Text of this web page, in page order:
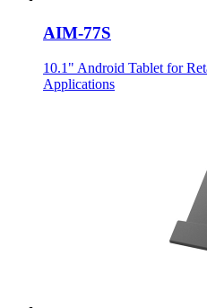
AIM-77S
10.1" Android Tablet for
Applications